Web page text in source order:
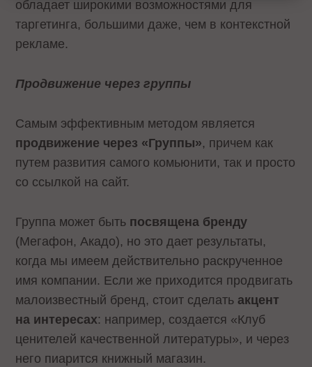
обладает широкими возможностями для
таргетинга, большими даже, чем в контекстной
рекламе.
Продвижение через группы
Самым эффективным методом является
продвижение через «Группы», причем как
путем развития самого комьюнити, так и просто
со ссылкой на сайт.
Группа может быть посвящена бренду
(Мегафон, Акадо), но это дает результаты,
когда мы имеем действительно раскрученное
имя компании. Если же приходится продвигать
малоизвестный бренд, стоит сделать акцент
на интересах: например, создается «Клуб
ценителей качественной литературы», и через
него пиарится книжный магазин.